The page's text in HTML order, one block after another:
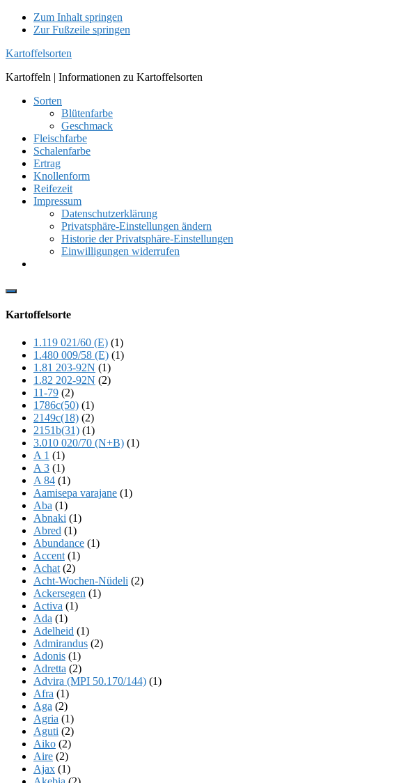
Zum Inhalt springen
Zur Fußzeile springen
Kartoffelsorten
Kartoffeln | Informationen zu Kartoffelsorten
Sorten
Blütenfarbe
Geschmack
Fleischfarbe
Schalenfarbe
Ertrag
Knollenform
Reifezeit
Impressum
Datenschutzerklärung
Privatsphäre-Einstellungen ändern
Historie der Privatsphäre-Einstellungen
Einwilligungen widerrufen
Show
Content
Kartoffelsorte
1.119 021/60 (E) (1)
1.480 009/58 (E) (1)
1.81 203-92N (1)
1.82 202-92N (2)
11-79 (2)
1786c(50) (1)
2149c(18) (2)
2151b(31) (1)
3.010 020/70 (N+B) (1)
A 1 (1)
A 3 (1)
A 84 (1)
Aamisepa varajane (1)
Aba (1)
Abnaki (1)
Abred (1)
Abundance (1)
Accent (1)
Achat (2)
Acht-Wochen-Nüdeli (2)
Ackersegen (1)
Activa (1)
Ada (1)
Adelheid (1)
Admirandus (2)
Adonis (1)
Adretta (2)
Advira (MPI 50.170/144) (1)
Afra (1)
Aga (2)
Agria (1)
Aguti (2)
Aiko (2)
Aire (2)
Ajax (1)